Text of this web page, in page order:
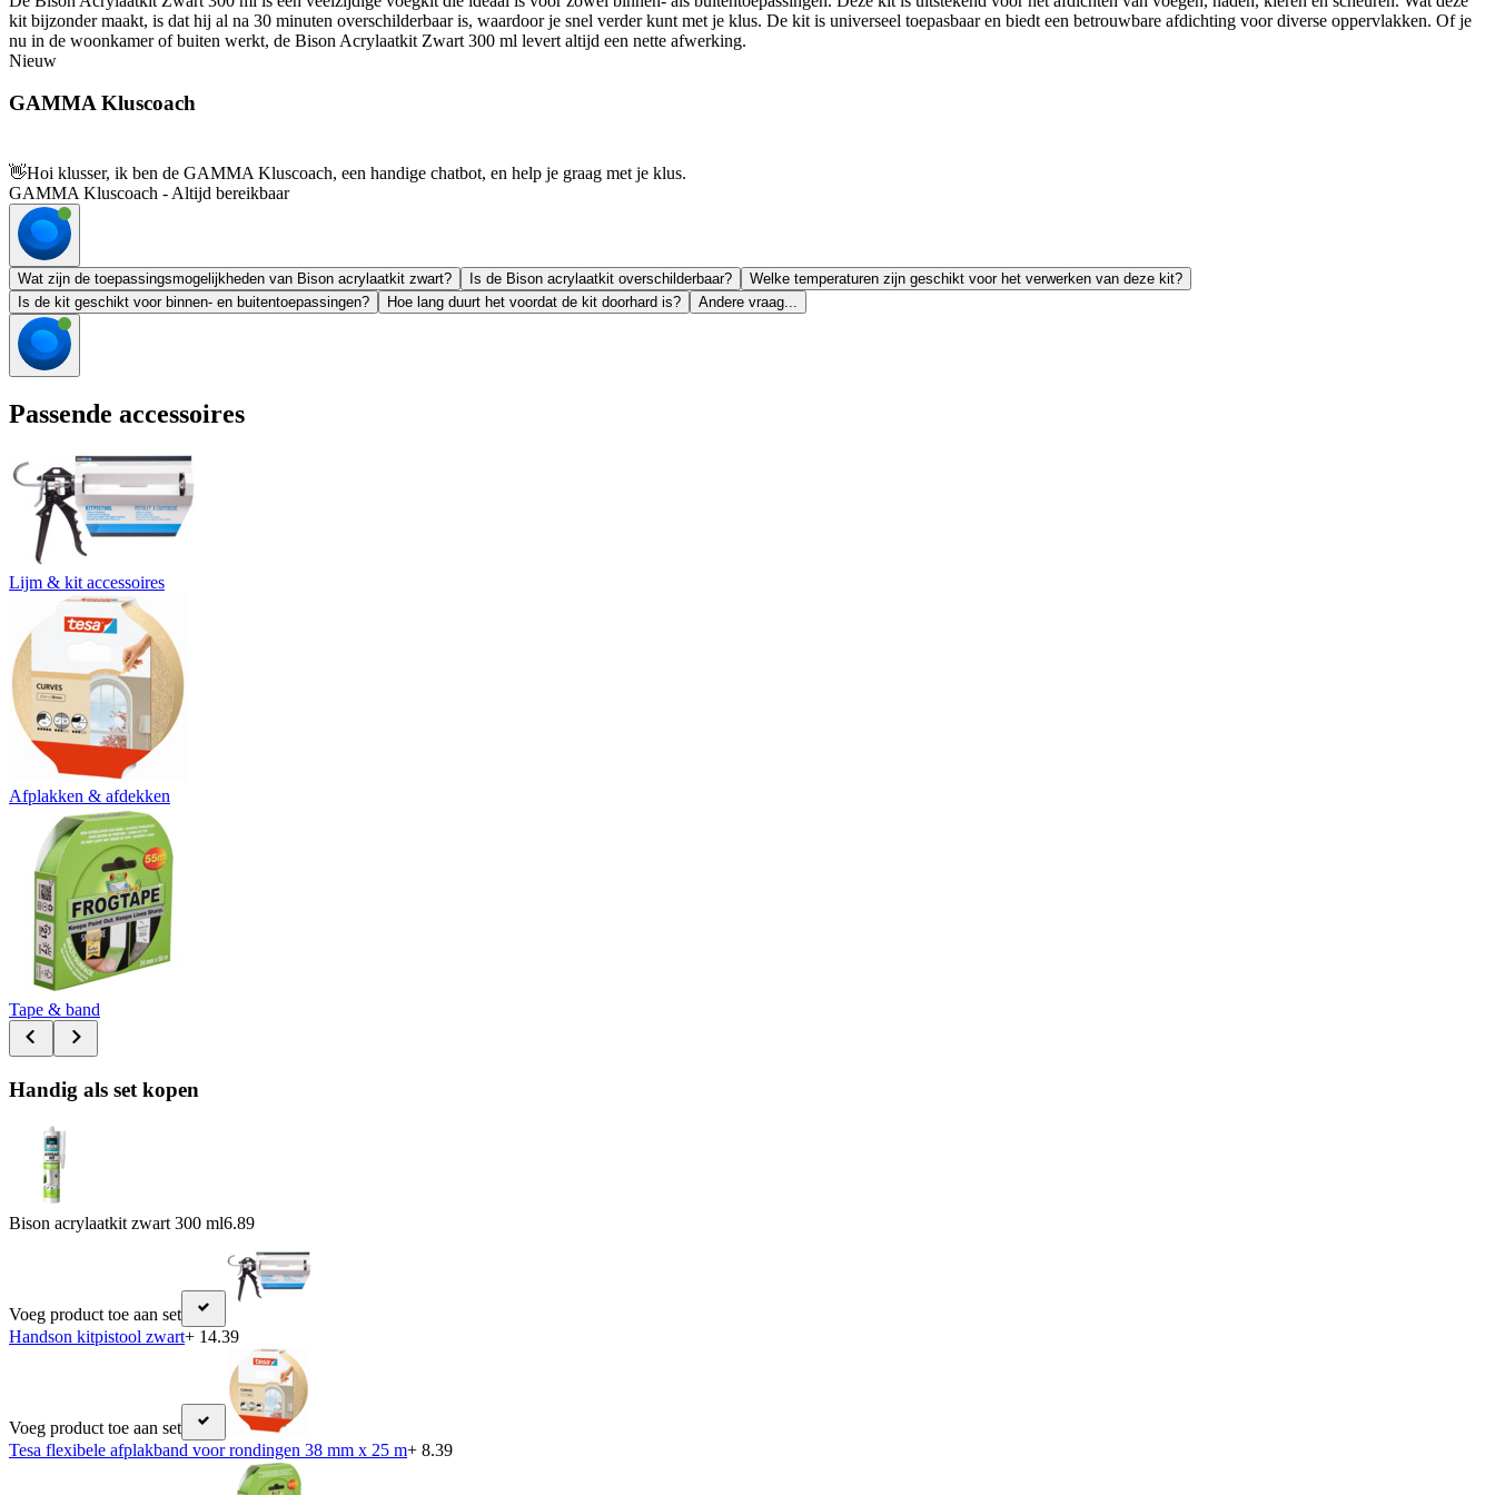
kit bijzonder maakt, is dat hij al na 30 minuten overschilderbaar is, waardoor je snel verder kunt met je klus. De kit is universeel toepasbaar en biedt een betrouwbare afdichting voor diverse oppervlakken. Of je
nu in de woonkamer of buiten werkt, de Bison Acrylaatkit Zwart 300 ml levert altijd een nette afwerking.
Nieuw
GAMMA Kluscoach
👋Hoi klusser, ik ben de GAMMA Kluscoach, een handige chatbot, en help je graag met je klus.
GAMMA Kluscoach - Altijd bereikbaar
Wat zijn de toepassingsmogelijkheden van Bison acrylaatkit zwart? Is de Bison acrylaatkit overschilderbaar?
Welke temperaturen zijn geschikt voor het verwerken van deze kit?
Is de kit geschikt voor binnen- en buitentoepassingen?
Hoe lang duurt het voordat de kit doorhard is? Andere vraag...
Passende accessoires
Lijm & kit accessoires
Afplakken & afdekken
Tape & band
Handig als set kopen
Bison acrylaatkit zwart 300 ml6.89
Voeg product toe aan set
Handson kitpistool zwart+ 14.39
Voeg product toe aan set
Tesa flexibele afplakband voor rondingen 38 mm x 25 m+ 8.39